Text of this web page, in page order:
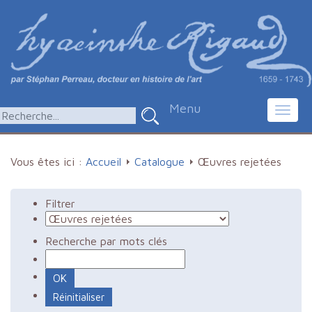
Menu
Vous êtes ici : Accueil Catalogue Œuvres rejetées
Filtrer
Recherche par mots clés